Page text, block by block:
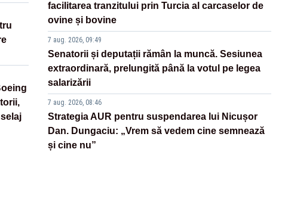
facilitarea tranzitului prin Turcia al carcaselor de
ovine și bovine
7 aug. 2026, 09:49
Senatorii și deputații rămân la muncă. Sesiunea
extraordinară, prelungită până la votul pe legea
salarizării
7 aug. 2026, 08:46
Strategia AUR pentru suspendarea lui Nicușor
Dan. Dungaciu: „Vrem să vedem cine semnează
și cine nu”